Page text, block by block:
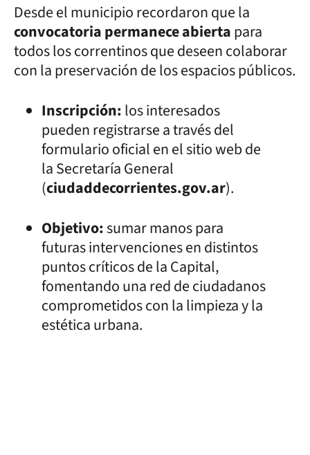
Desde el municipio recordaron que la
convocatoria permanece abiertapara
todos los correntinos que deseen colaborar
con la preservación de los espacios públicos.
Inscripción:los interesados
pueden registrarse a través del
formulario oficial en el sitio web de
la Secretaría General
(ciudaddecorrientes.gov.ar).
Objetivo:sumar manos para
futuras intervenciones en distintos
puntos críticos de la Capital,
fomentando una red de ciudadanos
comprometidos con la limpieza y la
estética urbana.